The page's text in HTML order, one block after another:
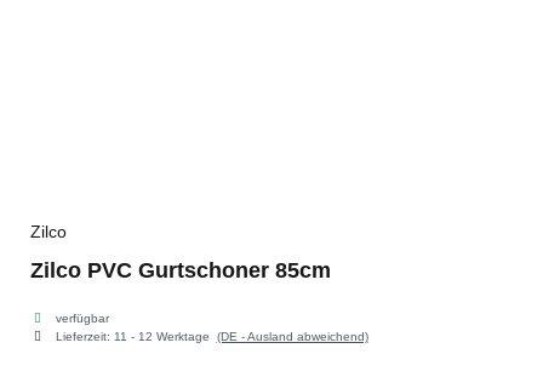
Zilco
Zilco PVC Gurtschoner 85cm
verfügbar
Lieferzeit: 11 - 12 Werktage (DE - Ausland abweichend)